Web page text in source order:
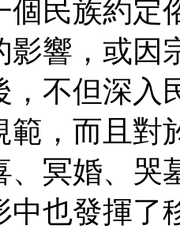
族約定
影響，或因
，不但深入
範，而且對
、冥婚、哭
中也發揮了